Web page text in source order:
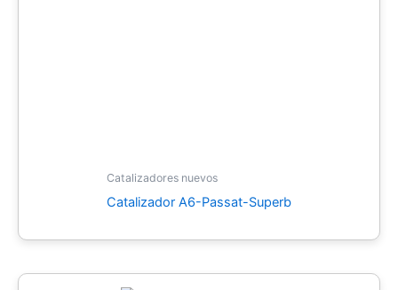
Catalizadores nuevos
Catalizador A6-Passat-Superb